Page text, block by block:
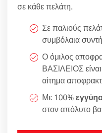
σε κάθε πελάτη.
Σε παλιούς
συμβόλαια
Ο όμιλος
ΒΑΣΙΛΕΙΟΣ
αίτημα
Με 100%
στον απόλυτο